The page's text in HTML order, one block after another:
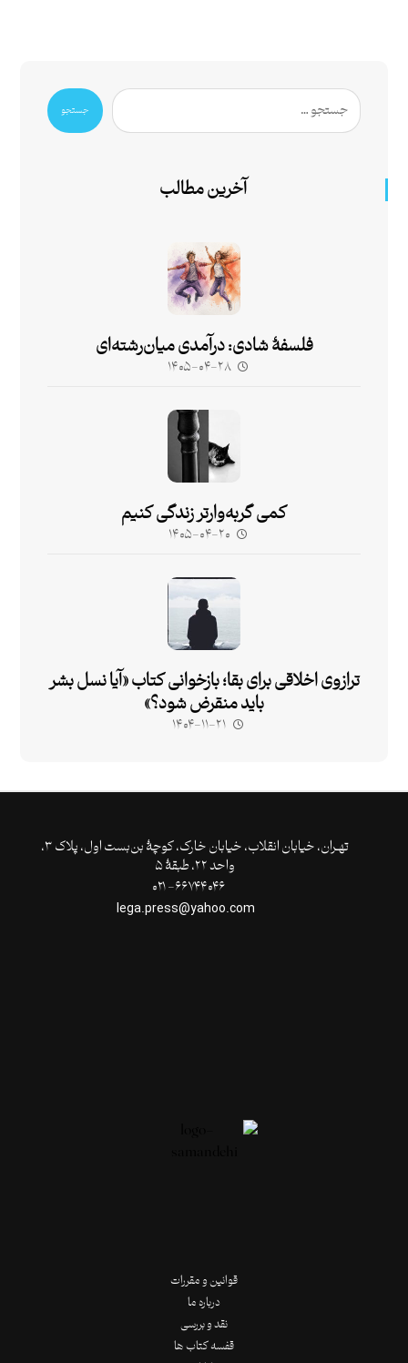
جستجو
آخرین مطالب
فلسفۀ شادی: درآمدی میان‌رشته‌ای
۱۴۰۵-۰۴-۲۸
کمی گربه‌وارتر زندگی کنیم
۱۴۰۵-۰۴-۲۰
ترازوی اخلاقی برای بقا؛ بازخوانی کتاب «آیا نسل بشر
باید منقرض شود؟»
۱۴۰۴-۱۱-۲۱
تهـران،‌ خیابان انقلاب، خیابان خارک، کوچۀ بن‌بست اول، پلاک ۳،
واحد ۲۲، طبقۀ ۵
قوانین و مقررات
درباره ما
نقد و بررسی
قفسه کتاب ها